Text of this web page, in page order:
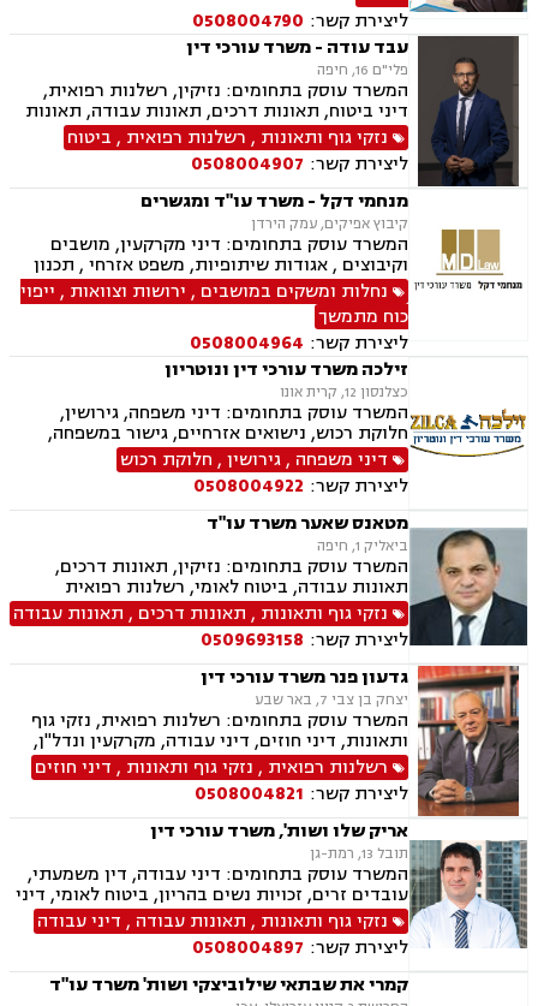
ליצירת קשר: 0508004790
עבד עודה - משרד עורכי דין
פלי"ם 16, חיפה
המשרד עוסק בתחומים: נזיקין, רשלנות רפואית,
דיני ביטוח, תאונות דרכים, תאונות עבודה, תאונות
עקב רשלנות, תאונות תלמידים, נזקי גוף
נזקי גוף ותאונות , רשלנות רפואית , ביטוח
ליצירת קשר: 0508004907
מנחמי דקל - משרד עו"ד ומגשרים
קיבוץ אפיקים, עמק הירדן
המשרד עוסק בתחומים: דיני מקרקעין, מושבים
וקיבוצים , אגודות שיתופיות, משפט אזרחי , תכנון
ובניה, ירושות וצוואות, ייפוי כוח מתמשך, מסחר
בינלאומי, בתים משותפים, דיני עבודה, דיני חברות,
חדלות פרעון, ליווי עסקי, נזיקין, נזקי גוף, חקלאי-
עסקי, מגשרים.
נחלות ומשקים במושבים , ירושות וצוואות , ייפוי
כוח מתמשך
ליצירת קשר: 0508004964
זילכה משרד עורכי דין ונוטריון
כצלנסון 12, קרית אונו
המשרד עוסק בתחומים: דיני משפחה, גירושין,
חלוקת רכוש, נישואים אזרחיים, גישור במשפחה,
ירושות וצוואות, הסכמי ממון, אפוטרופסות,
משמורת, מזונות, ייפוי כוח מתמשך, דיני עבודה,
דיני מקרקעין, תמ"א 38, מגרשים לבניה , הפקעת
קרקעות, פינוי בינוי, תכנון ובניה, עסקאות מכר דירה,
ליקויי בנייה, מיסוי נדל"ן, נדל"ן, נזיקין, לשון הרע,
תאונות דרכים, תאונות עבודה, דיני חברות, ליווי
עסקי, ליווי מיזמי סטארטאפ, קניין רוחני, רשלנות
רפואית, רשלנות רפואית - רפואת שיניים, משרד
הביטחון, נכי צה"ל, משפט צבאי
דיני משפחה ,גירושין, חלוקת רכוש
ליצירת קשר: 0508004922
מטאנס שאער משרד עו"ד
ביאליק 1, חיפה
המשרד עוסק בתחומים: נזיקין, תאונות דרכים,
תאונות עבודה, ביטוח לאומי, רשלנות רפואית
נזקי גוף ותאונות , תאונות דרכים , תאונות עבודה
ליצירת קשר: 0509693158
גדעון פנר משרד עורכי דין
יצחק בן צבי 7, באר שבע
המשרד עוסק בתחומים: רשלנות רפואית, נזקי גוף
ותאונות, דיני חוזים, דיני עבודה, מקרקעין ונדל"ן,
דיני משפחה, בנקים, פלילי, נזקי גוף, תאונות עבודה,
תאונות דרכים, משפט מסחרי, תביעות ביטוח ונזקי
רכוש, ייפוי כוח מתמשך, נוטריון , רשלנות רפואית-
הריון ולידה, לשון הרע, תאונות ספורט, בריאות
הנפש, אובדן כושר עבודה , תאונות תלמידים,
תאונות עקב רשלנות, נזקי רכוש, קבלנות חוזית,
השקעות בחו"ל, דין משמעתי, עובדים זרים, זכויות
נשים בהריון, תכנון ובניה, דיור מוגן, אגודות
שיתופיות, ליקויי בנייה, מושבים וקיבוצים , ועוד
רשלנות רפואית , נזקי גוף ותאונות , דיני חוזים
ליצירת קשר: 0508004821
אריק שלו ושות', משרד עורכי דין
תובל 13, רמת-גן
המשרד עוסק בתחומים: דיני עבודה, דין משמעתי,
עובדים זרים, זכויות נשים בהריון, ביטוח לאומי, דיני
ביטוח, ביטוח סיעודי , דיני פנסיה, צווי מניעה, אזרחי
מסחרי, קניין רוחני, זכויות יוצרים, דיני תאגידים,
פירוקים והקפאות הליכים, פשיטת רגל, ליווי עסקי,
נזיקין, רשלנות רפואית, רשלנות רפואית- הריון
ולידה, נזקי גוף, תאונות עקב רשלנות, תאונות
נזקי גוף ותאונות , תאונות עבודה , דיני עבודה
ליצירת קשר: 0508004897
קמרי את שבתאי שילוביצקי ושות' משרד עו"ד